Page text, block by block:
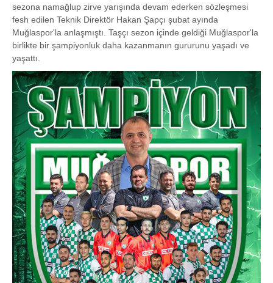
sezona namağlup zirve yarışında devam ederken sözleşmesi
fesh edilen Teknik Direktör Hakan Şapçı şubat ayında
Muğlaspor'la anlaşmıştı. Taşçı sezon içinde geldiği Muğlaspor'la
birlikte bir şampiyonluk daha kazanmanın gururunu yaşadı ve
yaşattı.